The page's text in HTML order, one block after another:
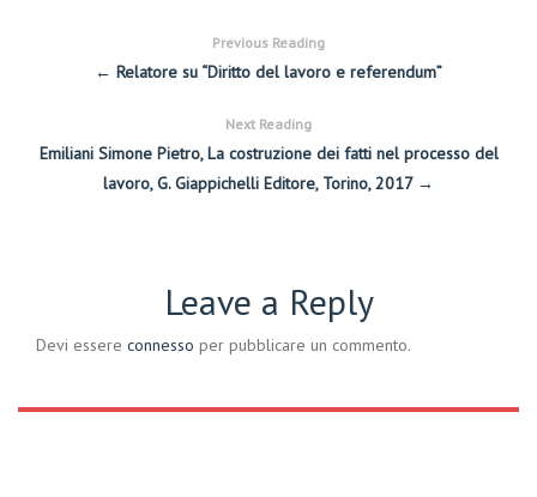
Previous Reading
← Relatore su “Diritto del lavoro e referendum”
Next Reading
Emiliani Simone Pietro, La costruzione dei fatti nel processo del
lavoro, G. Giappichelli Editore, Torino, 2017 →
Leave a Reply
Devi essere connesso per pubblicare un commento.